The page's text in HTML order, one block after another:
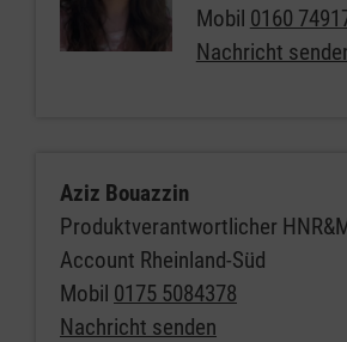
Mobil 0160
Nachricht
Aziz Bouazzin
Produktverantwortlicher
Account Rheinland-Süd
Mobil 0175 5084378
Nachricht senden